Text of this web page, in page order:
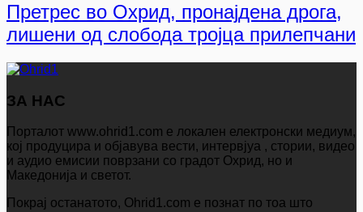
Претрес во Охрид, пронајдена дрога,
лишени од слобода тројца прилепчани
ЗА НАС
Порталот www.ohrid1.com е локален електронски медиум,
кој продуцира и објавува вести, интервјуа , стории, видео
и аудио емисии поврзани со градот Охрид, но и
Македонија и светот.
Покрај останатото, Ohrid1.com е познат по тоа што